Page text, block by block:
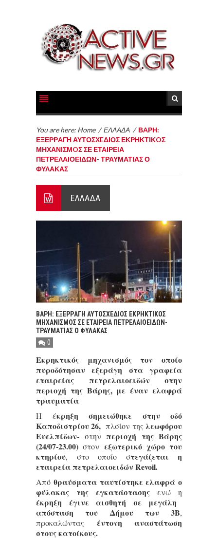
You are here: Home /ΕΛΛΑΔΑ / ΒAΡΗ:
ΕΞΕΡΡAΓΗ ΑΥΤΟΣΧEΔΙΟΣ ΕΚΡΗΚΤΙΚOΣ
ΜΗΧΑΝΙΣΜOΣ ΣΕ ΕΤΑΙΡΕIΑ
ΠΕΤΡΕΛΑΙΟΕΙΔΩΝ- ΤΡΑΥΜΑΤΙΑΣ Ο
ΦΥΛΑΚΑΣ
ΕΛΛΑΔΑ
ΒAΡΗ: ΕΞΕΡΡAΓΗ ΑΥΤΟΣΧEΔΙΟΣ ΕΚΡΗΚΤΙΚOΣ
ΜΗΧΑΝΙΣΜOΣ ΣΕ ΕΤΑΙΡΕIΑ ΠΕΤΡΕΛΑΙΟΕΙΔΩΝ-
ΤΡΑΥΜΑΤΙΑΣ Ο ΦΥΛΑΚΑΣ
0
Εκρηκτικός μηχανισμός τον οποίο
πυροδότησαν εξεράγη στα γραφεία
εταιρείας πετρελαιοειδών στην
περιοχή της Βάρης, με έναν ελαφρά
τραυματία
Η έκρηξη σημειώθηκε στην οδό
Καποδιστρίου 26, πλσίον της λεωφόρου
Ευελπίδων- στην περιοχή της Βάρης
(24/07-23.00) στον εξωτερικό χώρο του
κτηρίου, στο οποίο στεγάζεται η
εταιρεία πετρελαιοειδών Revoil.
Από θραύσματα ταυτίστηκε ελαφρά ο
φύλακας της εγκατάστασης ενώ η
έκρηξη έγινε αισθητή σε μεγάλη
απόσταση του Δήμου των 3Β,
προκαλώντας έντονη αναστάτωση
στους κατοίκους.